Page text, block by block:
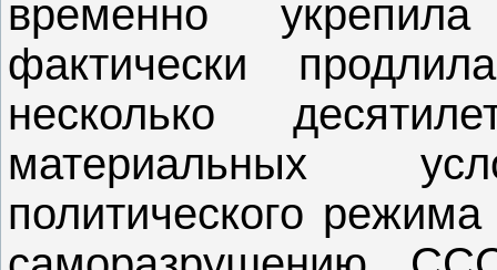
временно
фактически
несколько
материальных
политического